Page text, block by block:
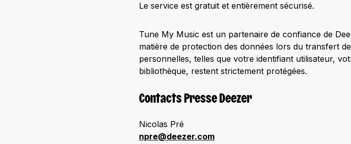
Le service est gratuit et entièrement sécurisé.
Tune My Music est un partenaire de confiance de
matière de protection des données lors du transfert
personnelles, telles que votre identifiant utilisateur,
bibliothèque, restent strictement protégées.
Contacts Presse Deezer
Nicolas Pré
npre@deezer.com